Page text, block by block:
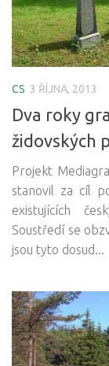
CS 3 ŘÍJNA, 2013
Dva roky
židovských
Projekt
stanovil za cíl
existujících
Soustředí se
jsou tyto dosud...